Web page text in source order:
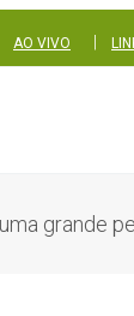
AO VIVO
grande